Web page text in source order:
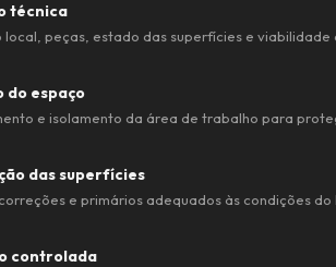
técnica
local, peças, estado das superfícies e viabilidade
do espaço
e isolamento da área de trabalho para
das superfícies
e primários adequados às condições do
controlada